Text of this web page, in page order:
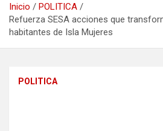
Inicio
POLITICA
Refuerza SESA acciones que
habitantes de Isla Mujeres
POLITICA